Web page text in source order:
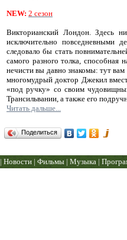
NEW: 2 сезон
Викторианский Лондон. Здесь
исключительно повседневными
следовало бы стать
самого разного толка, способная
нечисти вы давно знакомы: тут
многомудрый доктор Джекил
«под ручку» со своим
Трансильвании, а также его
Читать дальше...
Поделиться
|Новости |Фильмы |Музыка |